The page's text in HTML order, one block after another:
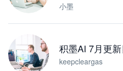
小墨
积墨AI 7月更
keepcleargas